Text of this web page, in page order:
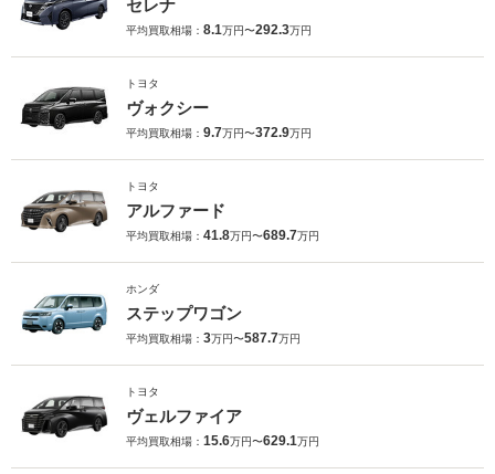
セレナ
平均買取相場： 8.1万円〜292.3万円
トヨタ
ヴォクシー
平均買取相場： 9.7万円〜372.9万円
トヨタ
アルファード
平均買取相場： 41.8万円〜689.7万円
ホンダ
ステップワゴン
平均買取相場： 3万円〜587.7万円
トヨタ
ヴェルファイア
平均買取相場： 15.6万円〜629.1万円